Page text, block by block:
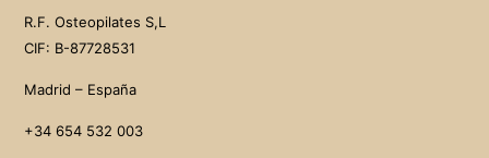
R.F. Osteopilates S,L
CIF: B-87728531
Madrid – España
+34 654 532 003